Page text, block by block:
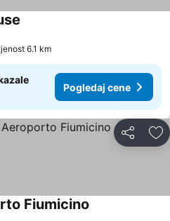
6.1 km
Pogledaj cene
Deli
Fiumicino